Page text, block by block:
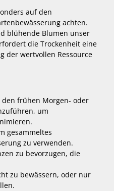
auf den
achten.
blühende Blumen unser
die Trockenheit eine
der wertvollen Ressource
frühen Morgen- oder
um
gesammeltes
zu verwenden.
zu bevorzugen, die
zu bewässern, oder nur